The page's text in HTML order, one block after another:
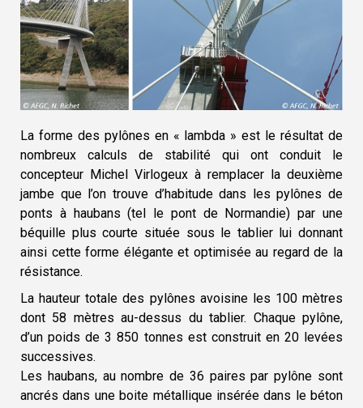
La forme des pylônes en « lambda » est le résultat de
nombreux calculs de stabilité qui ont conduit le
concepteur Michel Virlogeux à remplacer la deuxième
jambe que l’on trouve d’habitude dans les pylônes de
ponts à haubans (tel le pont de Normandie) par une
béquille plus courte située sous le tablier lui donnant
ainsi cette forme élégante et optimisée au regard de la
résistance.
La hauteur totale des pylônes avoisine les 100 mètres
dont 58 mètres au-dessus du tablier. Chaque pylône,
d’un poids de 3 850 tonnes est construit en 20 levées
successives.
Les haubans, au nombre de 36 paires par pylône sont
ancrés dans une boite métallique insérée dans le béton